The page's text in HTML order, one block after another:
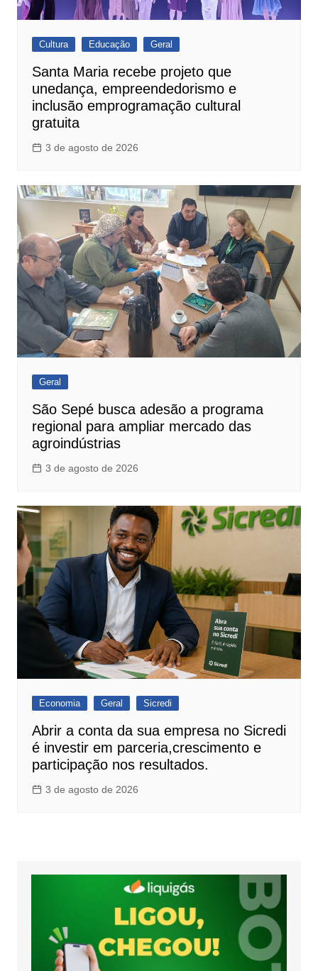
Cultura Educação Geral
Santa Maria recebe projeto que
unedança, empreendedorismo e
inclusão emprogramação cultural
gratuita
3 de agosto de 2026
Geral
São Sepé busca adesão a programa
regional para ampliar mercado das
agroindústrias
3 de agosto de 2026
Economia Geral Sicredi
Abrir a conta da sua empresa no Sicredi
é investir em parceria,crescimento e
participação nos resultados.
3 de agosto de 2026